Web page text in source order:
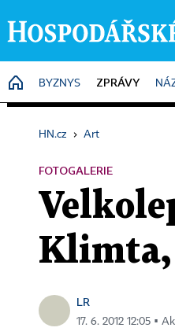
HOME
BYZNYS ZPRÁVY
HN.cz › Art
FOTOGALERIE
Klimta,
LR
17. 6. 2012 12:05 ▪